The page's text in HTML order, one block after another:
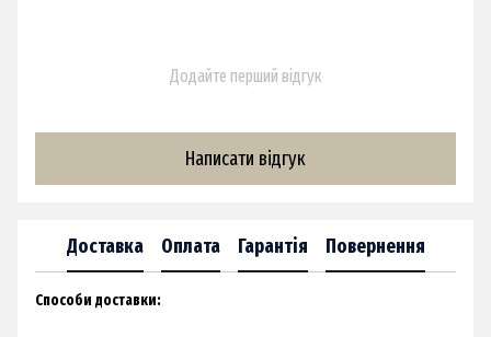
Додайте перший відгук
Написати відгук
Доставка Оплата Гарантія Повернення
Способи доставки:​